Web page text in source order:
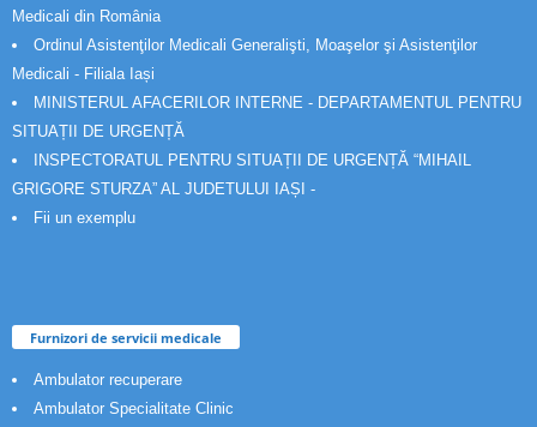
Medicali din România
Ordinul Asistenţilor Medicali Generalişti, Moaşelor şi Asistenţilor
Medicali - Filiala Iași
MINISTERUL AFACERILOR INTERNE - DEPARTAMENTUL PENTRU
SITUAȚII DE URGENȚĂ
INSPECTORATUL PENTRU SITUAȚII DE URGENȚĂ “MIHAIL
GRIGORE STURZA” AL JUDETULUI IAȘI -
Fii un exemplu
Furnizori de servicii medicale
Ambulator recuperare
Ambulator Specialitate Clinic